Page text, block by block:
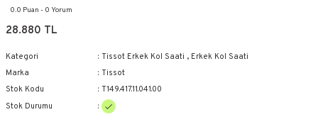
0.0 Puan - 0 Yorum
28.880 TL
Kategori Tissot Erkek Kol Saati , Erkek Kol Saati
Marka
Tissot
Stok Kodu
T149.417.11.041.00
Stok Durumu